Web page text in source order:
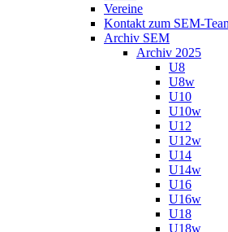
Vereine
Kontakt zum SEM-
Archiv SEM
Archiv 2025
U8
U8w
U10
U10w
U12
U12w
U14
U14w
U16
U16w
U18
U18w